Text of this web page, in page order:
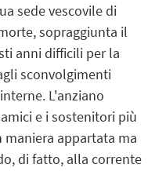
sede vescovile di
sopraggiunta il
anni difficili per la
sconvolgimenti
L'anziano
e i sostenitori più
maniera appartata ma
di fatto, alla corrente